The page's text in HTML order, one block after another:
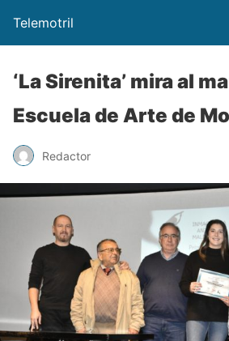
Telemotril
‘La Sirenita’ mira al
Escuela de Arte de
Redactor